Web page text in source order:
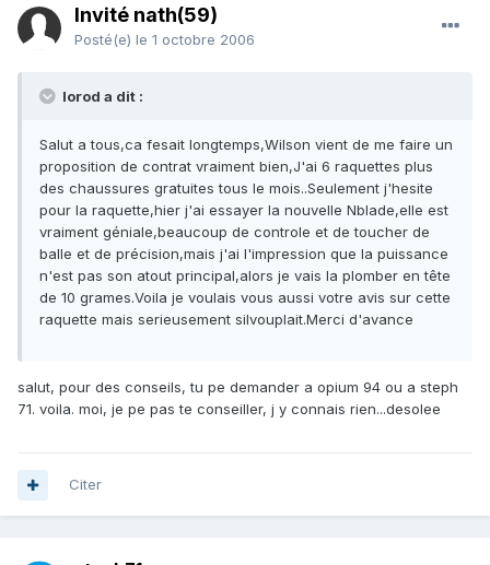
Invité nath(59)
Posté(e) le 1 octobre 2006
lorod a dit :
Salut a tous,ca fesait longtemps,Wilson vient de me faire un
proposition de contrat vraiment bien,J'ai 6 raquettes plus
des chaussures gratuites tous le mois..Seulement j'hesite
pour la raquette,hier j'ai essayer la nouvelle Nblade,elle est
vraiment géniale,beaucoup de controle et de toucher de
balle et de précision,mais j'ai l'impression que la puissance
n'est pas son atout principal,alors je vais la plomber en tête
de 10 grames.Voila je voulais vous aussi votre avis sur cette
raquette mais serieusement silvouplait.Merci d'avance
salut, pour des conseils, tu pe demander a opium 94 ou a steph
71. voila. moi, je pe pas te conseiller, j y connais rien...desolee
Citer